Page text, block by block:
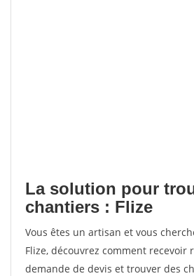
La solution pour
chantiers : Flize
Vous êtes un artisan et vous
Flize, découvrez comment recevoir
demande de devis et trouver des